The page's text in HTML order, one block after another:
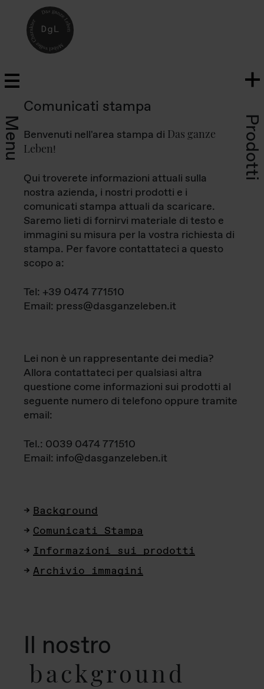
Menu Prodotti
Comunicati stampa
Benvenuti nell'area stampa di Das ganze
Leben!
Qui troverete informazioni attuali sulla
nostra azienda, i nostri prodotti e i
comunicati stampa attuali da scaricare.
Saremo lieti di fornirvi materiale di testo e
immagini su misura per la vostra richiesta di
stampa. Per favore contattateci a questo
scopo a:
Tel: +39 0474 771510
Email: press@dasganzeleben.it
Lei non è un rappresentante dei media?
Allora contattateci per qualsiasi altra
questione come informazioni sui prodotti al
seguente numero di telefono oppure tramite
email:
Tel.: 0039 0474 771510
Email: info@dasganzeleben.it
Background
Comunicati Stampa
Informazioni sui prodotti
Archivio immagini
Il nostro
background